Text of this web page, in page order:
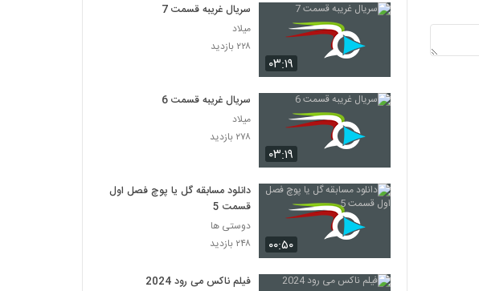
۰۳:۱۹
سریال غریبه قسمت 7
میلاد
۲۲۸ بازدید
۰۳:۱۹
سریال غریبه قسمت 6
میلاد
۲۷۸ بازدید
۰۰:۵۰
دانلود مسابقه گل یا پوچ فصل اول
قسمت 5
دوستی ها
۲۴۸ بازدید
فیلم ناکس می رود 2024